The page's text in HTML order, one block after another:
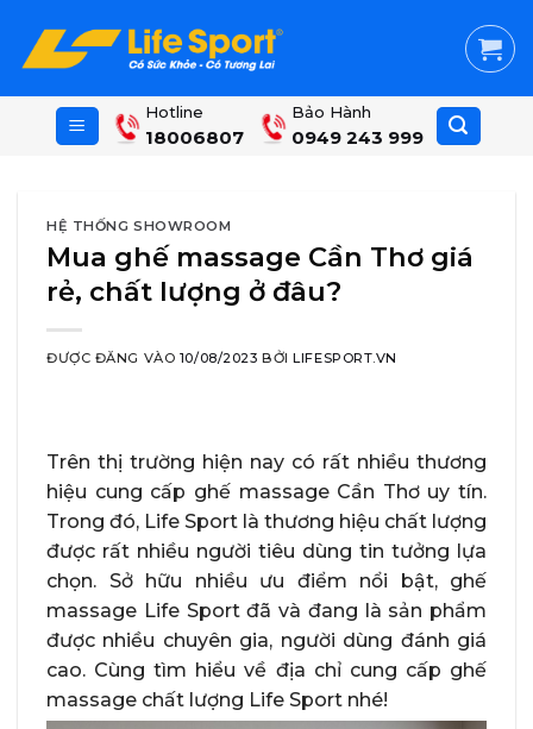
content
Hotline
18006807
Bảo Hành
0949 243 999
HỆ THỐNG SHOWROOM
Mua ghế massage Cần Thơ giá
rẻ, chất lượng ở đâu?
ĐƯỢC ĐĂNG VÀO 10/08/2023 BỞILIFESPORT.VN
Trên thị trường hiện nay có rất nhiều thương
hiệu cung cấp ghế massage Cần Thơ uy tín.
Trong đó, Life Sport là thương hiệu chất lượng
được rất nhiều người tiêu dùng tin tưởng lựa
chọn. Sở hữu nhiều ưu điểm nổi bật, ghế
massage Life Sport đã và đang là sản phẩm
được nhiều chuyên gia, người dùng đánh giá
cao. Cùng tìm hiểu về địa chỉ cung cấp ghế
massage chất lượng Life Sport nhé!